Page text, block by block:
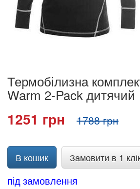
Термобілизна
Warm 2-Pack дитячий
1251 грн 1788 грн
В кошик Замовити в 1
під замовлення